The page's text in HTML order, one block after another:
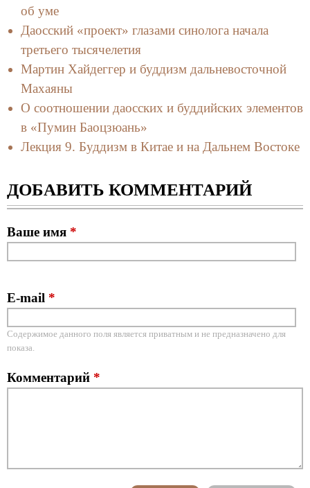
об уме
Даосский «проект» глазами синолога начала
третьего тысячелетия
Мартин Хайдеггер и буддизм дальневосточной
Махаяны
О соотношении даосских и буддийских элементов
в «Пумин Баоцзюань»
Лекция 9. Буддизм в Китае и на Дальнем Востоке
ДОБАВИТЬ КОММЕНТАРИЙ
Ваше имя *
E-mail *
Содержимое данного поля является приватным и не предназначено для
показа.
Комментарий *